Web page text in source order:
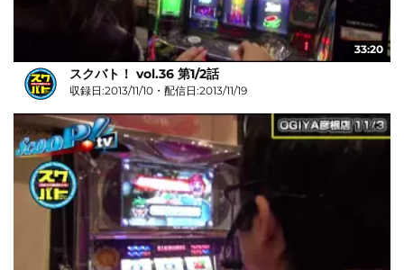
33:20
スクバト！ vol.36 第1/2話
収録日:2013/11/10・配信日:2013/11/19